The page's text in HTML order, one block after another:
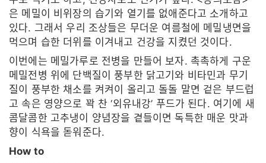
은 메밀이 비위장의 습기와 열기를 없애준다고 소개하고
있다. 그래서 우리 조상들은 무더운 여름철에 메밀냉면을
먹으며 습한 더위를 이겨내고 건강을 지켰던 것이다.
이번에는 메밀가루로 전병을 만들어 보자. 촉촉하게 구운
메밀전병 위에 단백질이 풍부한 닭고기와 비타민과 무기
질이 풍부한 채소를 켜켜이 올리고 돌돌 말면 겉은 부드럽
고 속은 영양으로 꽉 찬 ‘외유내강’ 푸드가 된다. 여기에 새
콤달콤한 고추냉이 양념장을 곁들이면 독특한 매운 맛과
향이 식욕을 돋워준다.
How to